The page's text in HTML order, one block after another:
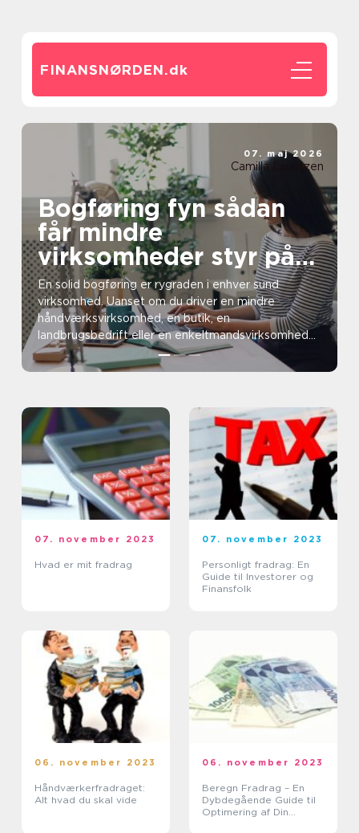
FINANSNØRDEN.dk
Bogføring fyn sådan
får mindre
virksomheder styr på
tallene
En solid bogføring er rygraden i enhver sund
virksomhed. Uanset om du driver en mindre
håndværksvirksomhed, en butik, en
landbrugsbedrift eller en enkeltmandsvirksomhed
på Fyn, er regnskabet nøglen ti...
07. maj 2026
Camilla Lauritzen
07. november 2023
Hvad er mit fradrag
07. november 2023
Personligt fradrag: En
Guide til Investorer og
Finansfolk
06. november 2023
Håndværkerfradraget:
Alt hvad du skal vide
06. november 2023
Beregn Fradrag – En
Dybdegående Guide til
Optimering af Din